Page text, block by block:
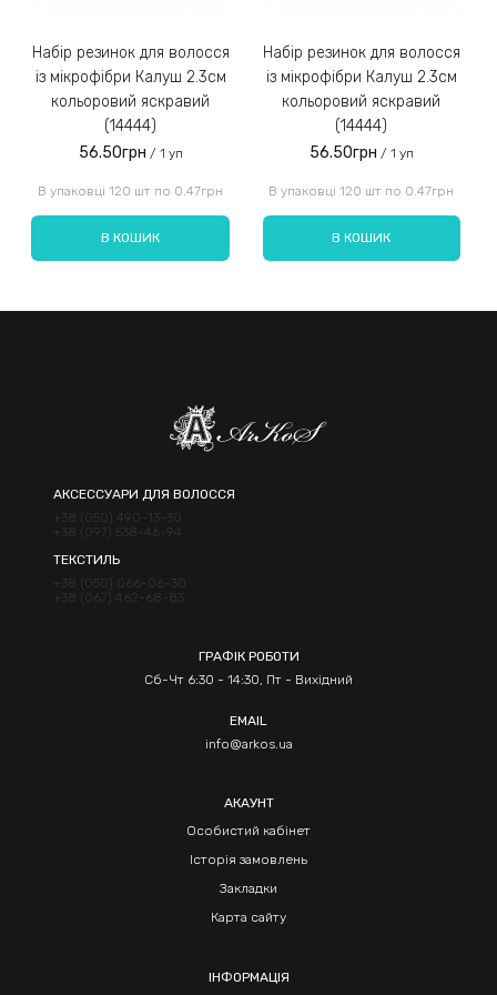
Введіть код, вказаний на зображенні:
Набір резинок для волосся
із мікрофібри Калуш 2.3см
кольоровий яскравий
(14444)
56.50грн / 1 уп
В упаковці 120 шт по 0.47грн
В КОШИК
Набір резинок для волосся
із мікрофібри Калуш 2.3см
кольоровий яскравий
(14444)
56.50грн / 1 уп
В упаковці 120 шт по 0.47грн
В КОШИК
АКСЕССУАРИ ДЛЯ ВОЛОССЯ
+38 (050) 490-13-30
+38 (097) 538-46-94
ТЕКСТИЛЬ
+38 (050) 066-06-30
+38 (067) 462-68-83
ГРАФІК РОБОТИ
Сб-Чт 6:30 - 14:30, Пт - Вихідний
EMAIL
info@arkos.ua
АКАУНТ
Особистий кабінет
Історія замовлень
Закладки
Карта сайту
ІНФОРМАЦІЯ